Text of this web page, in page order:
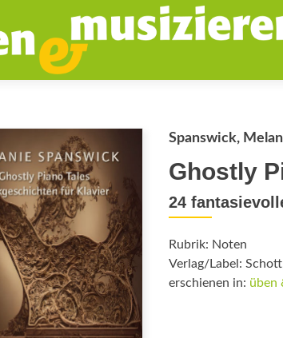
Spanswick,
Ghostly
24
Rubrik: Noten
Verlag/Label:
erschienen in: üben